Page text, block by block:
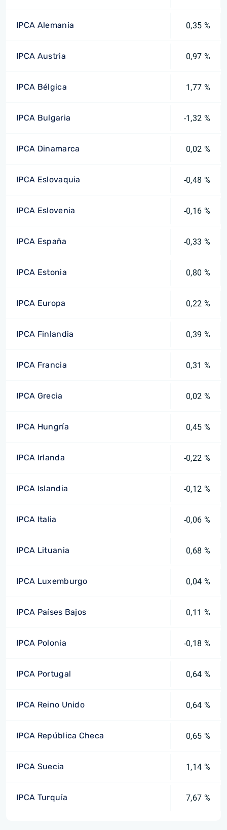
IPCA Alemania 0,35 %
IPCA Austria 0,97 %
IPCA Bélgica 1,77 %
IPCA Bulgaria -1,32 %
IPCA Dinamarca 0,02 %
IPCA Eslovaquia -0,48 %
IPCA Eslovenia -0,16 %
IPCA España -0,33 %
IPCA Estonia 0,80 %
IPCA Europa 0,22 %
IPCA Finlandia 0,39 %
IPCA Francia 0,31 %
IPCA Grecia 0,02 %
IPCA Hungría 0,45 %
IPCA Irlanda -0,22 %
IPCA Islandia -0,12 %
IPCA Italia -0,06 %
IPCA Lituania 0,68 %
IPCA Luxemburgo 0,04 %
IPCA Países Bajos 0,11 %
IPCA Polonia -0,18 %
IPCA Portugal 0,64 %
IPCA Reino Unido 0,64 %
IPCA República Checa 0,65 %
IPCA Suecia 1,14 %
IPCA Turquía 7,67 %